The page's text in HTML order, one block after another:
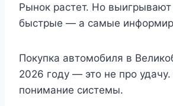
Рынок растет. Но
быстрые — а самые
Покупка автомобиля в
2026 году — это не про
понимание системы.